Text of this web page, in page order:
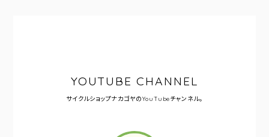
YOUTUBE CHANNEL
サイクルショップナカゴヤのYouTubeチャンネル。